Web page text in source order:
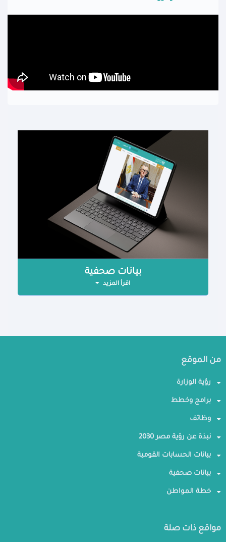
بيانات صحفية
اقرأ المزيد
من الموقع
رؤية الوزارة
برامج وخطط
وظائف
نبذة عن رؤية مصر 2030
بيانات الحسابات القومية
بيانات صحفية
خطة المواطن
مواقع ذات صلة